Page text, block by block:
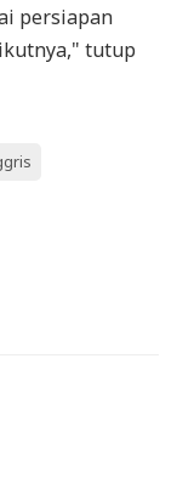
persiapan
tutup